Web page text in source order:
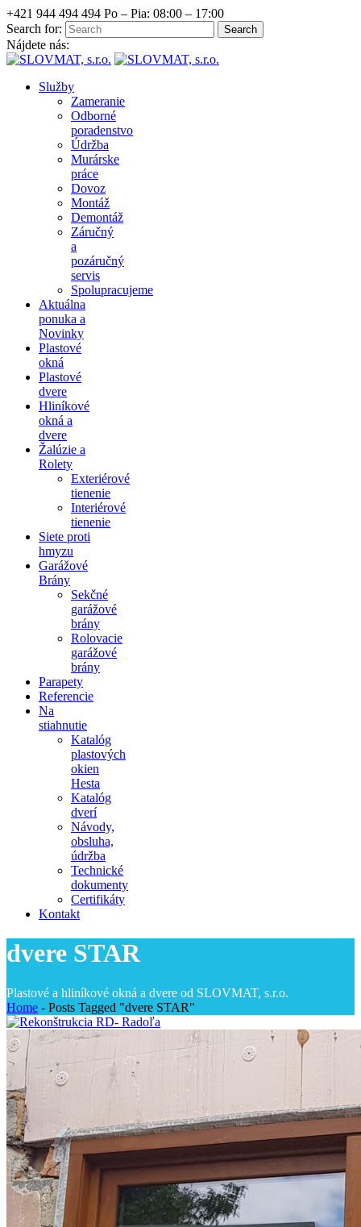
+421 944 494 494 Po – Pia: 08:00 – 17:00
Search for:
Nájdete nás:
Služby
Zameranie
Odborné
poradenstvo
Údržba
Murárske
práce
Dovoz
Montáž
Demontáž
Záručný
a
pozáručný
servis
Spolupracujeme
Aktuálna
ponuka a
Novinky
Plastové
okná
Plastové
dvere
Hliníkové
okná a
dvere
Žalúzie a
Rolety
Exteriérové
tienenie
Interiérové
tienenie
Siete proti
hmyzu
Garážové
Brány
Sekčné
garážové
brány
Rolovacie
garážové
brány
Parapety
Referencie
Na
stiahnutie
Katalóg
plastových
okien
Hesta
Katalóg
dverí
Návody,
obsluha,
údržba
Technické
dokumenty
Certifikáty
Kontakt
dvere STAR
Plastové a hliníkové okná a dvere od SLOVMAT, s.r.o.
Home - Posts Tagged "dvere STAR"